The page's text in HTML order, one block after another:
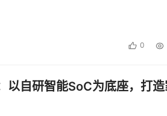
0
以自研智能SoC为底座，打